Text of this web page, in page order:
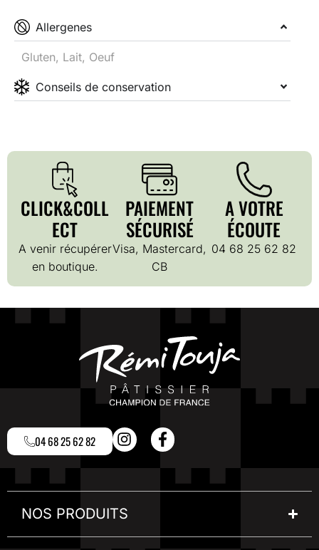
Allergenes
Gluten, Lait, Oeuf
Conseils de conservation
CLICK&COLL
ECT
A venir récupérer
en boutique.
PAIEMENT
SÉCURISÉ
Visa, Mastercard,
CB
A VOTRE
ÉCOUTE
04 68 25 62 82
04 68 25 62 82
NOS PRODUITS